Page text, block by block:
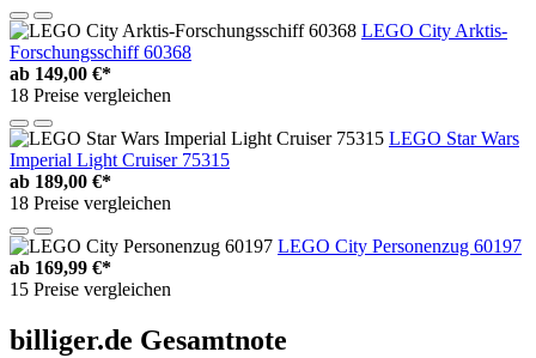
LEGO City Arktis-
Forschungsschiff 60368
ab 149,00 €*
18 Preise vergleichen
LEGO Star Wars
Imperial Light Cruiser 75315
ab 189,00 €*
18 Preise vergleichen
LEGO City Personenzug 60197
ab 169,99 €*
15 Preise vergleichen
billiger.de Gesamtnote